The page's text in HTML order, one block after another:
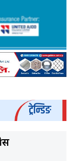
ट्रेन्डिङ